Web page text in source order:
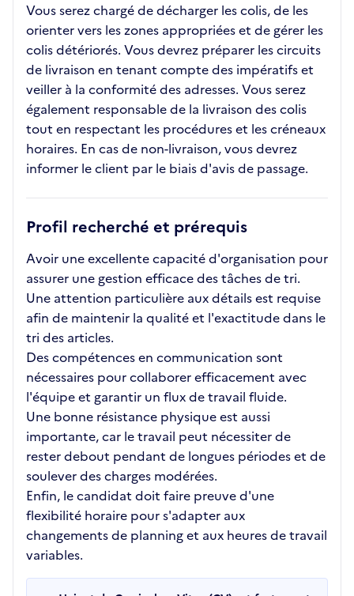
Vous serez chargé de décharger les colis, de les
orienter vers les zones appropriées et de gérer les
colis détériorés. Vous devrez préparer les circuits
de livraison en tenant compte des impératifs et
veiller à la conformité des adresses. Vous serez
également responsable de la livraison des colis
tout en respectant les procédures et les créneaux
horaires. En cas de non-livraison, vous devrez
informer le client par le biais d'avis de passage.
Profil recherché et prérequis
Avoir une excellente capacité d'organisation pour
assurer une gestion efficace des tâches de tri.
Une attention particulière aux détails est requise
afin de maintenir la qualité et l'exactitude dans le
tri des articles.
Des compétences en communication sont
nécessaires pour collaborer efficacement avec
l'équipe et garantir un flux de travail fluide.
Une bonne résistance physique est aussi
importante, car le travail peut nécessiter de
rester debout pendant de longues périodes et de
soulever des charges modérées.
Enfin, le candidat doit faire preuve d'une
flexibilité horaire pour s'adapter aux
changements de planning et aux heures de travail
variables.